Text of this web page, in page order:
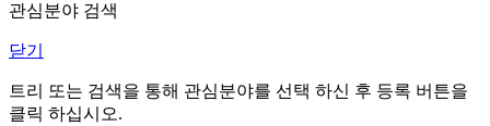
관심분야 검색
닫기
트리 또는 검색을 통해 관심분야를 선택 하신 후 등록 버튼을
클릭 하십시오.